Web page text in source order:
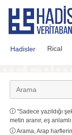
Hadis
Hadisler Rical
"Sadece yazıldığı
metin aranır, eş
Arama, Arap